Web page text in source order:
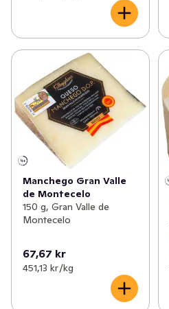
Manchego Gran Valle
de Montecelo
150 g, Gran Valle de
Montecelo
67,67 kr
451,13 kr /kg